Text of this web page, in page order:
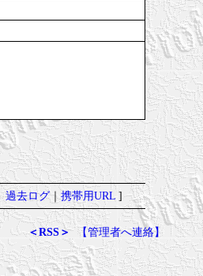
過去ログ｜携帯用URL]
＜RSS＞ 【管理者へ連絡】